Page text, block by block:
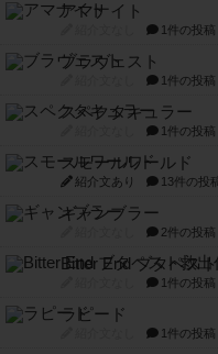
アマナイト
1件の投稿
ブラヴェスト
1件の投稿
スペクタキュラー
1件の投稿
スモールワールド
紹介文あり 13件の投
ギャンブラー
2件の投稿
Bitter End ブタペス
1件の投稿
ラピード
1件の投稿